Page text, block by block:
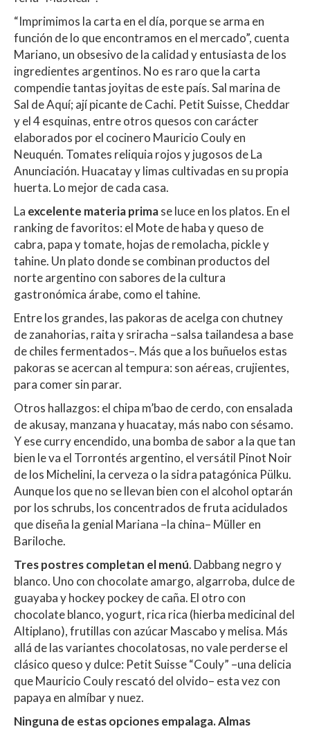
“Imprimimos la carta en el día, porque se arma en
función de lo que encontramos en el mercado”, cuenta
Mariano, un obsesivo de la calidad y entusiasta de los
ingredientes argentinos. No es raro que la carta
compendie tantas joyitas de este país. Sal marina de
Sal de Aquí; ají picante de Cachi. Petit Suisse, Cheddar
y el 4 esquinas, entre otros quesos con carácter
elaborados por el cocinero Mauricio Couly en
Neuquén. Tomates reliquia rojos y jugosos de La
Anunciación. Huacatay y limas cultivadas en su propia
huerta. Lo mejor de cada casa.
La excelente materia primase luce en los platos. En el
ranking de favoritos: el Mote de haba y queso de
cabra, papa y tomate, hojas de remolacha, pickle y
tahine. Un plato donde se combinan productos del
norte argentino con sabores de la cultura
gastronómica árabe, como el tahine.
Entre los grandes, las pakoras de acelga con chutney
de zanahorias, raita y sriracha –salsa tailandesa a base
de chiles fermentados–. Más que a los buñuelos estas
pakoras se acercan al tempura: son aéreas, crujientes,
para comer sin parar.
Otros hallazgos: el chipa m’bao de cerdo, con ensalada
de akusay, manzana y huacatay, más nabo con sésamo.
Y ese curry encendido, una bomba de sabor a la que tan
bien le va el Torrontés argentino, el versátil Pinot Noir
de los Michelini, la cerveza o la sidra patagónica Pülku.
Aunque los que no se llevan bien con el alcohol optarán
por los schrubs, los concentrados de fruta acidulados
que diseña la genial Mariana –la china– Müller en
Bariloche.
Tres postres completan el menú. Dabbang negro y
blanco. Uno con chocolate amargo, algarroba, dulce de
guayaba y hockey pockey de caña. El otro con
chocolate blanco, yogurt, rica rica (hierba medicinal del
Altiplano), frutillas con azúcar Mascabo y melisa. Más
allá de las variantes chocolatosas, no vale perderse el
clásico queso y dulce: Petit Suisse “Couly” –una delicia
que Mauricio Couly rescató del olvido– esta vez con
papaya en almíbar y nuez.
Ninguna de estas opciones empalaga. Almas